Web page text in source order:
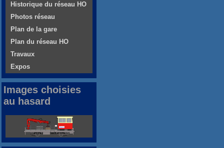
Historique du réseau HO
Photos réseau
Plan de la gare
Plan du réseau HO
Travaux
Expos
Images choisies
au hasard